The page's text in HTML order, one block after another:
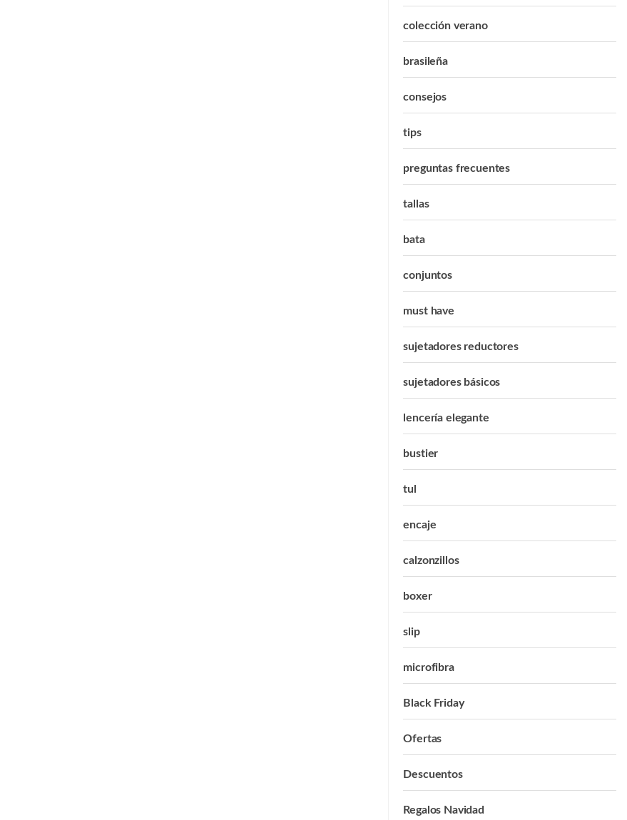
colección verano
brasileña
consejos
tips
preguntas frecuentes
tallas
bata
conjuntos
must have
sujetadores reductores
sujetadores básicos
lencería elegante
bustier
tul
encaje
calzonzillos
boxer
slip
microfibra
Black Friday
Ofertas
Descuentos
Regalos Navidad